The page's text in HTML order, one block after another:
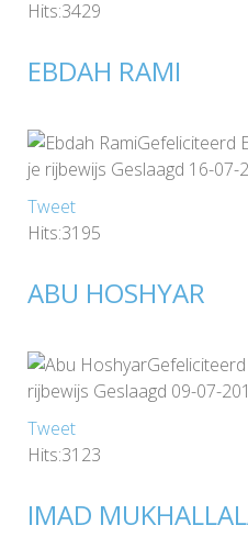
Hits:3429
EBDAH RAMI
Gefeliciteerd
je rijbewijs Geslaagd 16-07-
Tweet
Hits:3195
ABU HOSHYAR
rijbewijs Geslaagd 09-07-
Tweet
Hits:3123
IMAD